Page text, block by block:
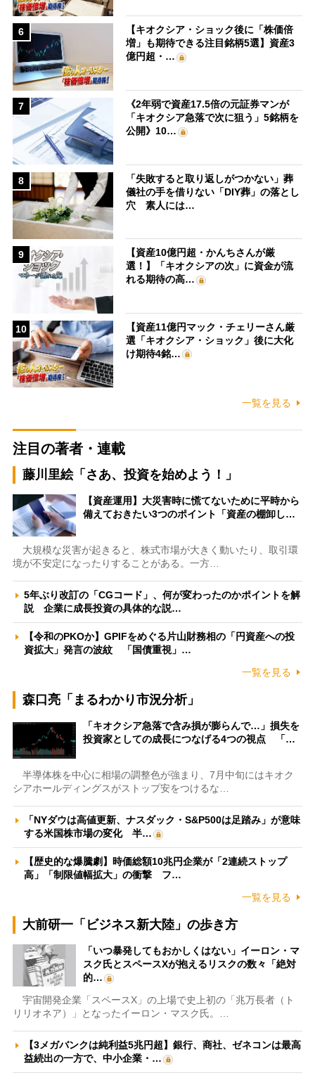
6
【キオクシア・ショック後に「株価倍
増」も期待できる注目銘柄5選】資産3
億円超・…
7
《2年弱で資産17.5倍の元証券マンが
「キオクシア急落で次に狙う」5銘柄を
公開》10…
8
「失敗すると取り返しがつかない」葬
儀社の手を借りない「DIY葬」の落とし
穴 素人には…
9
【資産10億円超・かんちさんが厳
選！】「キオクシアの次」に資金が流
れる期待の高…
10
【資産11億円マック・チェリーさん厳
選「キオクシア・ショック」後に大化
け期待4銘…
一覧を見る
注目の著者・連載
藤川里絵「さあ、投資を始めよう！」
【資産運用】大災害時に慌てないために平時から
備えておきたい3つのポイント「資産の棚卸し…
大規模な災害が起きると、株式市場が大きく動いたり、取引環
境が不安定になったりすることがある。一方…
5年ぶり改訂の「CGコード」、何が変わったのかポイントを解
説 企業に成長投資の具体的な説…
【令和のPKOか】GPIFをめぐる片山財務相の「円資産への投
資拡大」発言の波紋 「国債重視」…
一覧を見る
森口亮「まるわかり市況分析」
「キオクシア急落で含み損が膨らんで…」損失を
投資家としての成長につなげる4つの視点 「…
半導体株を中心に相場の調整色が強まり、7月中旬にはキオク
シアホールディングスがストップ安をつけるな…
「NYダウは高値更新、ナスダック・S&P500は足踏み」が意味
する米国株市場の変化 半…
【歴史的な爆騰劇】時価総額10兆円企業が「2連続ストップ
高」「制限値幅拡大」の衝撃 フ…
一覧を見る
大前研一「ビジネス新大陸」の歩き方
「いつ暴発してもおかしくはない」イーロン・マ
スク氏とスペースXが抱えるリスクの数々「絶対
的…
宇宙開発企業「スペースX」の上場で史上初の「兆万長者（ト
リリオネア）」となったイーロン・マスク氏。…
【3メガバンクは純利益5兆円超】銀行、商社、ゼネコンは最高
益続出の一方で、中小企業・…